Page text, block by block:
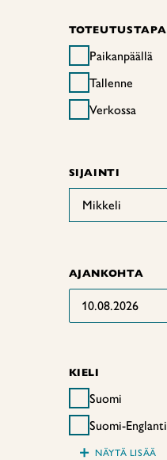
TOTEUTUSTAPA
Paikanpäällä
Tallenne
Verkossa
SIJAINTI
Mikkeli
AJANKOHTA
10.08.2026
KIELI
Suomi
Suomi-Englanti
+ NÄYTÄ LISÄÄ